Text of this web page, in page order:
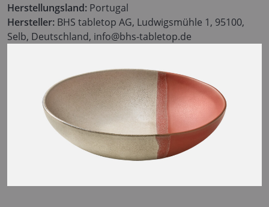
Herstellungsland: Portugal
Hersteller: BHS tabletop AG, Ludwigsmühle 1, 95100,
Selb, Deutschland, info@bhs-tabletop.de